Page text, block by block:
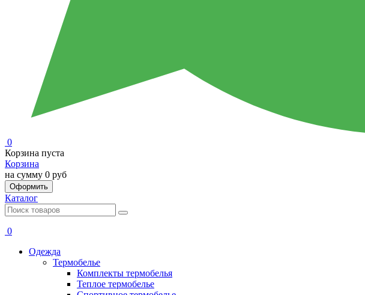
0
Корзина пуста
Корзина
на сумму 0 руб
Оформить
Каталог
0
Одежда
Термобелье
Комплекты термобелья
Теплое термобелье